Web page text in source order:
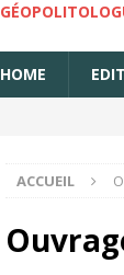
HOME
ACCUEIL